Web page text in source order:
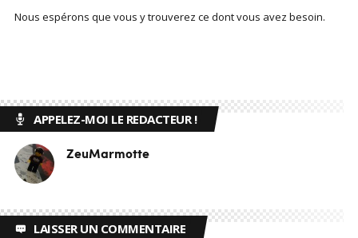
Nous espérons que vous y trouverez ce dont vous avez besoin.
APPELEZ-MOI LE REDACTEUR !
ZeuMarmotte
LAISSER UN COMMENTAIRE